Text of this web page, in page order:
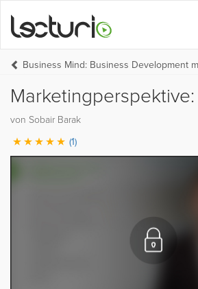
Business Mind: Business Development
von Sobair Barak
(1)